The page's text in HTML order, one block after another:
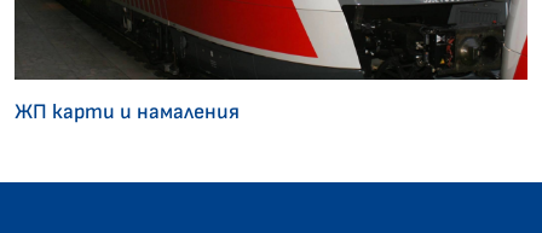
ЖП карти и намаления